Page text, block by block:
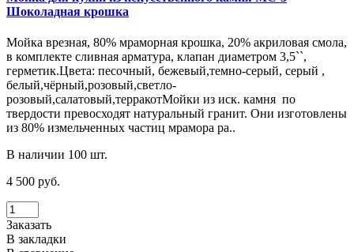
Шоколадная крошка
Мойка врезная, 80% мраморная крошка, 20% акриловая смола,
в комплекте сливная арматура, клапан диаметром 3,5``,
герметик.Цвета: песочный, бежевый,темно-серый, серый ,
белый,чёрный,розовый,светло-
розовый,салатовый,терракотМойки из иск. камня по
твердости превосходят натуральный гранит. Они изготовлены
из 80% измельченных частиц мрамора ра..
В наличии 100 шт.
4 500 руб.
Заказать
В закладки